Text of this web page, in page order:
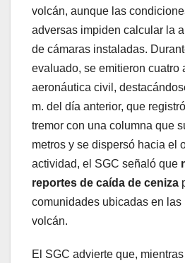
volcán, aunque las
adversas impiden calcular la
de cámaras instaladas.
evaluado, se emitieron cuatro
aeronáutica civil,
m. del día anterior, que
tremor con una columna que
metros y se dispersó hacia el
actividad, el SGC señaló que
reportes de caída de ceniza
comunidades ubicadas en las
volcán.
El SGC advierte que,